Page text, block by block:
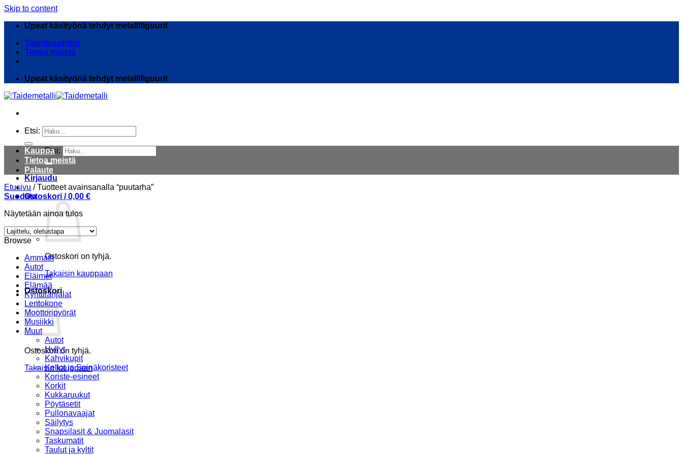
Skip to content
Upeat käsityönä tehdyt metallifiguurit
Toimitusehdot
Tietoa meistä
Upeat käsityönä tehdyt metallifiguurit
Etsi:
Etsi:
Kirjaudu
Ostoskori /0,00 €
Ostoskori on tyhjä.
Takaisin kauppaan
Ostoskori
Ostoskori on tyhjä.
Takaisin kauppaan
Kauppa
Tietoa meistä
Palaute
Etusivu /Tuotteet avainsanalla “puutarha”
Suodata
Näytetään ainoa tulos
Browse
Ammatit
Autot
Eläimet
Elämää
Kynttilänjalat
Lentokone
Moottoripyörät
Musiikki
Muut
Autot
Hyllyt
Kahvikupit
Kellot ja Seinäkoristeet
Koriste-esineet
Korkit
Kukkaruukut
Pöytäsetit
Pullonavaajat
Säilytys
Snapsilasit & Juomalasit
Taskumatit
Taulut ja kyltit